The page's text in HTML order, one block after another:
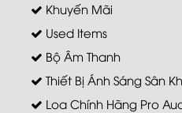
Khuyến Mãi
Used Items
Bộ Âm Thanh
Thiết Bị Ánh Sáng Sân
Loa Chính Hãng Pro